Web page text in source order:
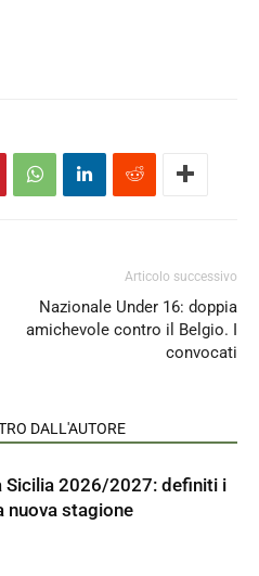
Articolo successivo
Nazionale Under 16: doppia
amichevole contro il Belgio. I
convocati
DALL'AUTORE
Sicilia 2026/2027: definiti i
nuova stagione